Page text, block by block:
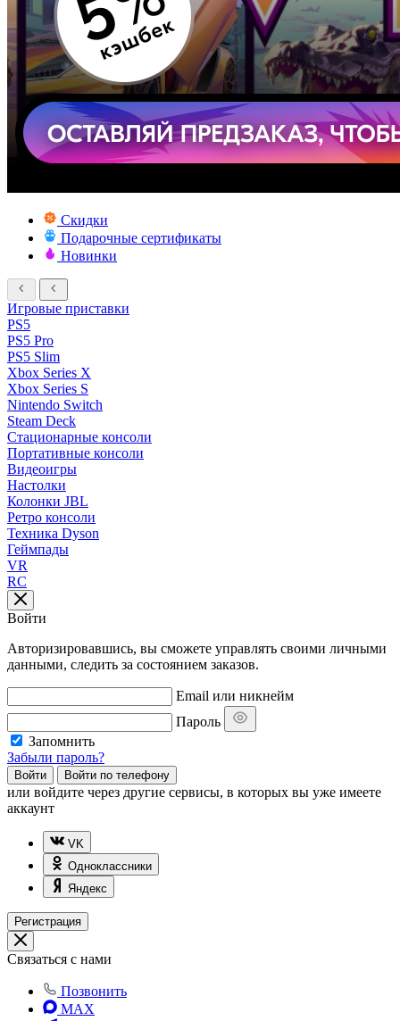
Скидки
Подарочные сертификаты
Новинки
Игровые приставки
PS5
PS5 Pro
PS5 Slim
Xbox Series X
Xbox Series S
Nintendo Switch
Steam Deck
Стационарные консоли
Портативные консоли
Видеоигры
Настолки
Колонки JBL
Ретро консоли
Техника Dyson
Геймпады
VR
RC
Войти
Авторизировавшись, вы сможете управлять своими личными
данными, следить за состоянием заказов.
Email или никнейм
Пароль
Запомнить
Забыли пароль?
Войти Войти по телефону
или войдите через другие сервисы, в которых вы уже имеете
аккаунт
VK
Одноклассники
Яндекс
Регистрация
Связаться с нами
Позвонить
MAX